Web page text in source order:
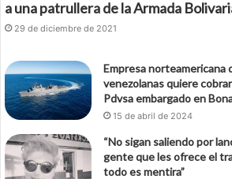
a una patrullera de la Armada
29 de diciembre de 2021
Empresa norteamericana
venezolanas quiere
Pdvsa embargado en
15 de abril de 2024
“No sigan saliendo por
gente que les ofrece el
todo es mentira”